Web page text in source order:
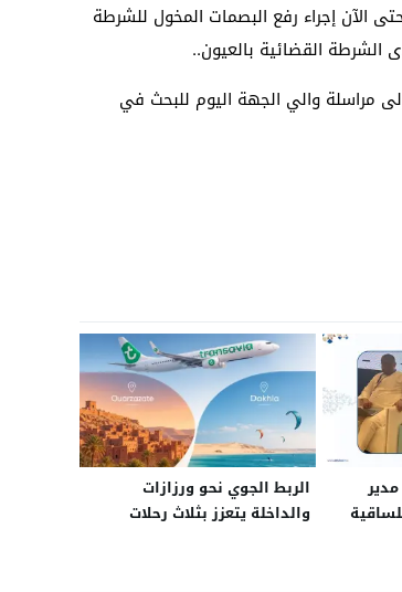
الآن إجراء رفع البصمات المخول للشرطة
الشرطة القضائية بالعيون..
مراسلة والي الجهة اليوم للبحث في
الربط الجوي نحو ورزازات
والداخلة يتعزز بثلاث رحلات